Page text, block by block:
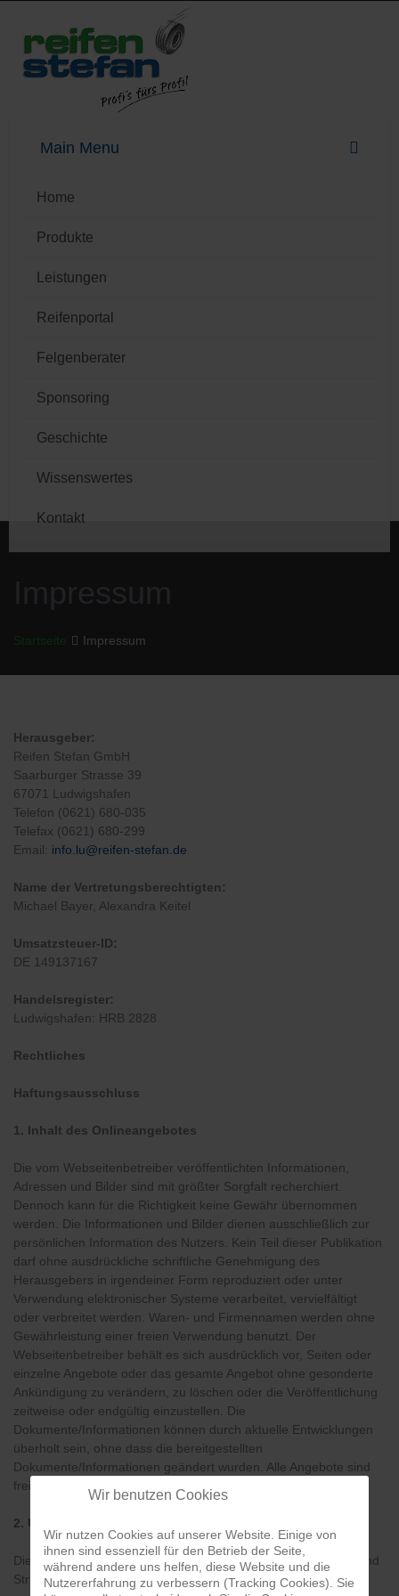
Home
Produkte
Leistungen
Reifenportal
Felgenberater
Sponsoring
Geschichte
Wissenswertes
Kontakt
Impressum
Startseite Impressum
Herausgeber:
Reifen Stefan GmbH
Saarburger Strasse 39
67071 Ludwigshafen
Telefon (0621) 680-035
Telefax (0621) 680-299
Email: info.lu@reifen-stefan.de
Name der Vertretungsberechtigten:
Michael Bayer, Alexandra Keitel
Umsatzsteuer-ID:
DE 149137167
Handelsregister:
Ludwigshafen: HRB 2828
Rechtliches
Haftungsausschluss
1. Inhalt des Onlineangebotes
Die vom Webseitenbetreiber veröffentlichten Informationen,
Adressen und Bilder sind mit größter Sorgfalt recherchiert.
Dennoch kann für die Richtigkeit keine Gewähr übernommen
werden. Die Informationen und Bilder dienen ausschließlich zur
persönlichen Information des Nutzers. Kein Teil dieser Publikation
darf ohne ausdrückliche schriftliche Genehmigung des
Herausgebers in irgendeiner Form reproduziert oder unter
Verwendung elektronischer Systeme verarbeitet, vervielfältigt
oder verbreitet werden. Waren- und Firmennamen werden ohne
Gewährleistung einer freien Verwendung benutzt. Der
Webseitenbetreiber behält es sich ausdrücklich vor, Seiten oder
einzelne Angebote oder das gesamte Angebot ohne gesonderte
Ankündigung zu verändern, zu löschen oder die Veröffentlichung
zeitweise oder endgültig einzustellen. Die
Dokumente/Informationen können durch aktuelle Entwicklungen
überholt sein, ohne dass die bereitgestellten
Dokumente/Informationen geändert wurden. Alle Angebote sind
freibleibend und unverbindlich.
2. Urheber und Nutzungsrecht
Die Internetseiten, ihre Programmierung, Inhalte, Gestaltung und
Struktur unterliegen urheber-, marken- und
Wir benutzen Cookies
Wir nutzen Cookies auf unserer Website. Einige von
ihnen sind essenziell für den Betrieb der Seite,
während andere uns helfen, diese Website und die
Nutzererfahrung zu verbessern (Tracking Cookies). Sie